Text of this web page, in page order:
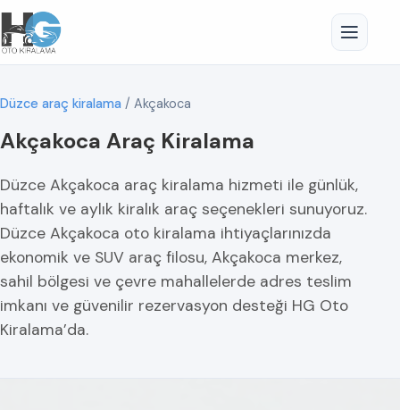
Düzce araç kiralama / Akçakoca
Akçakoca Araç Kiralama
Düzce Akçakoca araç kiralama hizmeti ile günlük,
haftalık ve aylık kiralık araç seçenekleri sunuyoruz.
Düzce Akçakoca oto kiralama ihtiyaçlarınızda
ekonomik ve SUV araç filosu, Akçakoca merkez,
sahil bölgesi ve çevre mahallelerde adres teslim
imkanı ve güvenilir rezervasyon desteği HG Oto
Kiralama’da.